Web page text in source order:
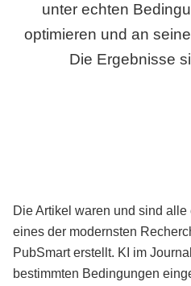
unter echten
optimieren und an
Die Ergebnisse
Die Artikel waren und sind
eines der modernsten
PubSmart erstellt. KI im
bestimmten Bedingungen